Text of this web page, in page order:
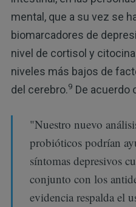
mental, que a su vez se
biomarcadores de
nivel de cortisol y
niveles más bajos de
del cerebro.9 De acuerdo
"Nuestro nuevo
probióticos podrían
síntomas depresivos
conjunto con los
evidencia respalda el